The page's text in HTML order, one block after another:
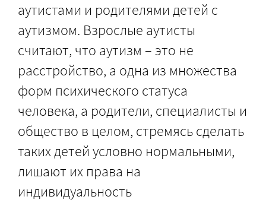
аутистами и родителями детей с
аутизмом. Взрослые аутисты
считают, что аутизм – это не
расстройство, а одна из множества
форм психического статуса
человека, а родители, специалисты и
общество в целом, стремясь сделать
таких детей условно нормальными,
лишают их права на
индивидуальность